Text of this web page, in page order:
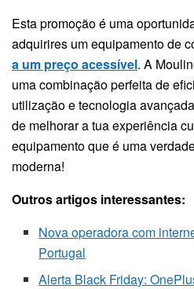
Esta promoção é uma
adquirires um equipamento de
a um preço acessível. A
uma combinação perfeita de
utilização e tecnologia
de melhorar a tua experiência
equipamento que é uma
moderna!
Outros artigos interessantes:
Nova operadora com
Portugal
Alerta Black Friday: